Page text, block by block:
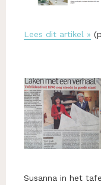
Lees dit artikel »
Susanna in het